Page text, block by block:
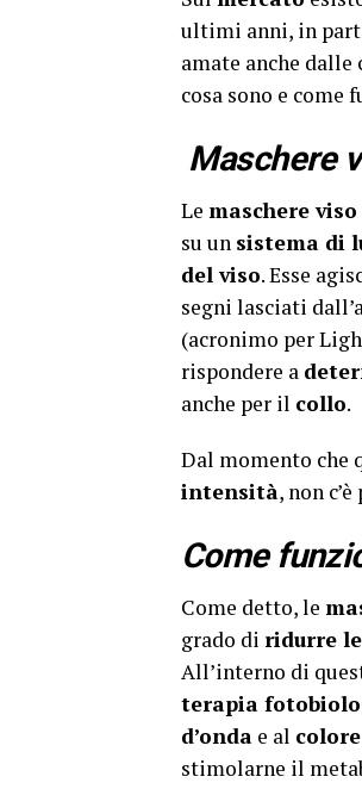
ultimi anni, in
amate anche dalle
cosa sono e come
Maschere
Le maschere viso
su un sistema di
del viso. Esse
segni lasciati
(acronimo per
rispondere a
anche per il collo.
Dal momento che
intensità, non
Come
Come detto, le
grado di ridurre
All’interno di
terapia
d’onda e al colore
stimolarne il